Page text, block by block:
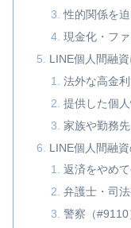
性的関係を
現金化・フ
LINE個人間融
法外な高金
提供した個
家族や勤務
LINE個人間融
返済をやめ
弁護士・司
警察（